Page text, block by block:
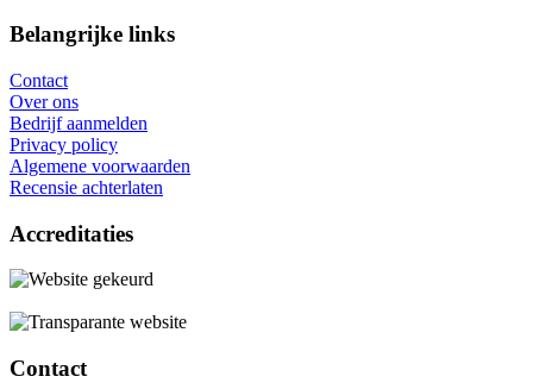
Belangrijke links
Contact
Over ons
Bedrijf aanmelden
Privacy policy
Algemene voorwaarden
Recensie achterlaten
Accreditaties
Contact